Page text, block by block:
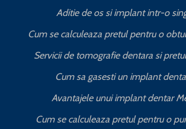
Aditie de os si implant intr-o
Cum se calculeaza pretul pentru o
Servicii de tomografie dentara si
Cum sa gasesti un implant
Avantajele unui implant dentar
Cum se calculeaza pretul pentru o